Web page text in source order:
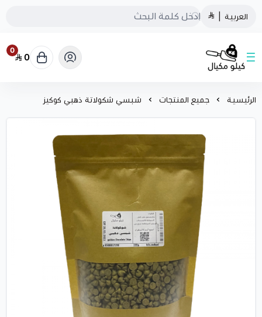
العربية
كيلو مكيال
0
0
الرئيسية جميع المنتجات شبسي شكولاتة ذهبي كوكيز